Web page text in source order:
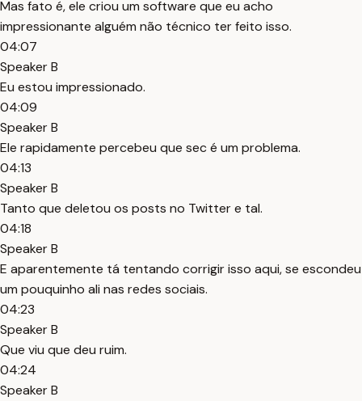
Mas fato é, ele criou um software que eu acho
impressionante alguém não técnico ter feito isso.
04:07
Speaker B
Eu estou impressionado.
04:09
Speaker B
Ele rapidamente percebeu que sec é um problema.
04:13
Speaker B
Tanto que deletou os posts no Twitter e tal.
04:18
Speaker B
E aparentemente tá tentando corrigir isso aqui, se escondeu
um pouquinho ali nas redes sociais.
04:23
Speaker B
Que viu que deu ruim.
04:24
Speaker B